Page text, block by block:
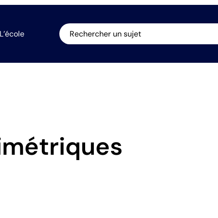
L’école Rechercher un sujet